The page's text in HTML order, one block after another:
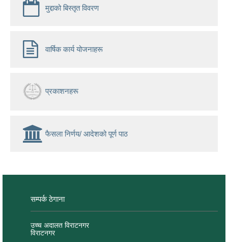
मुद्दाको बिस्तृत विवरण
वार्षिक कार्य योजनाहरू
प्रकाशनहरू
फैसला निर्णय/ आदेशको पूर्ण पाठ
सम्पर्क ठेगाना
उच्च अदालत विराटनगर
विराटनगर